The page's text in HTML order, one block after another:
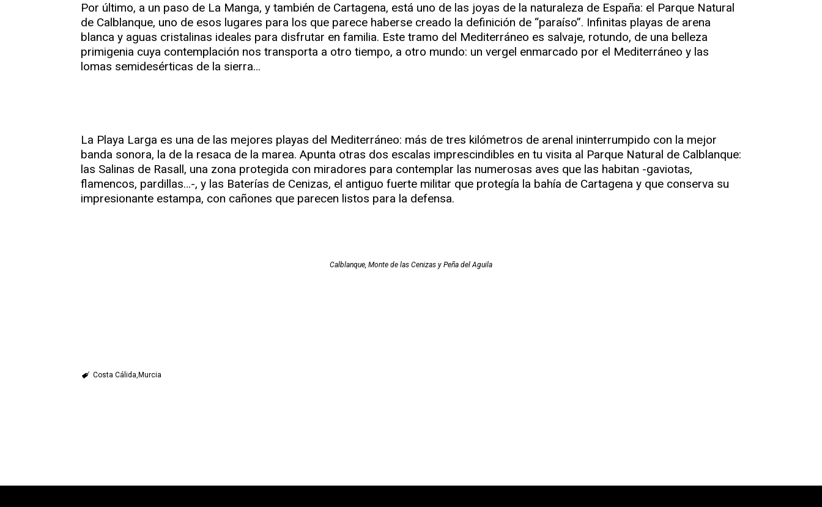
Por último, a un paso de La Manga, y también de Cartagena, está uno de las joyas de la naturaleza de España: el Parque Natural
de Calblanque, uno de esos lugares para los que parece haberse creado la definición de “paraíso”. Infinitas playas de arena
blanca y aguas cristalinas ideales para disfrutar en familia. Este tramo del Mediterráneo es salvaje, rotundo, de una belleza
primigenia cuya contemplación nos transporta a otro tiempo, a otro mundo: un vergel enmarcado por el Mediterráneo y las
lomas semidesérticas de la sierra…
La Playa Larga es una de las mejores playas del Mediterráneo: más de tres kilómetros de arenal ininterrumpido con la mejor
banda sonora, la de la resaca de la marea. Apunta otras dos escalas imprescindibles en tu visita al Parque Natural de Calblanque:
las Salinas de Rasall, una zona protegida con miradores para contemplar las numerosas aves que las habitan -gaviotas,
flamencos, pardillas…-, y las Baterías de Cenizas, el antiguo fuerte militar que protegía la bahía de Cartagena y que conserva su
impresionante estampa, con cañones que parecen listos para la defensa.
Calblanque, Monte de las Cenizas y Peña del Aguila
Costa Cálida Murcia